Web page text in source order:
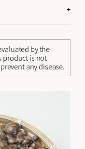
by the
product is not
any disease.